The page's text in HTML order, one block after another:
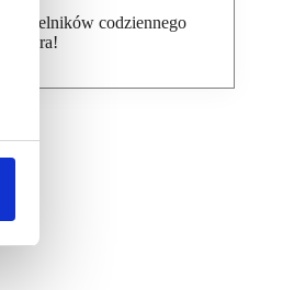
czytelników codziennego